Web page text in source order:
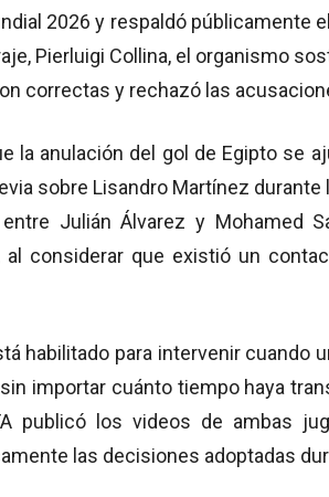
2026 y respaldó públicamente
Pierluigi Collina, el organismo
correctas y rechazó las
la anulación del gol de Egipto se
sobre Lisandro Martínez durante
Julián Álvarez y Mohamed
al considerar que existió un
habilitado para intervenir cuando
importar cuánto tiempo haya
publicó los videos de ambas
las decisiones adoptadas